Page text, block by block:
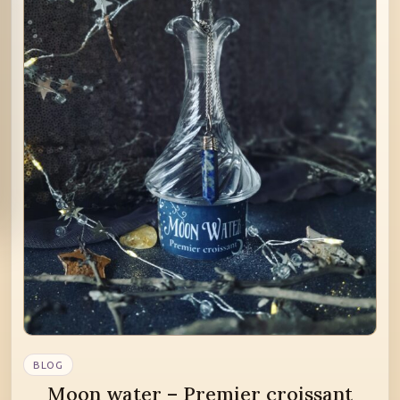
BLOG
Moon water – Premier croissant